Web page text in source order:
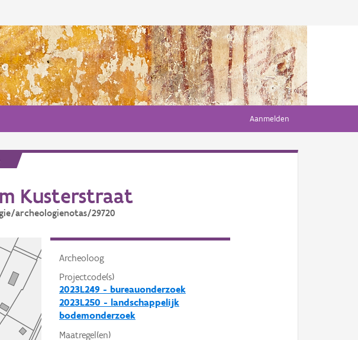
Aanmelden
Kusterstraat
archeologienotas/29720
Archeoloog
Projectcode(s)
2023L249 - bureauonderzoek
2023L250 - landschappelijk
bodemonderzoek
Maatregel(en)